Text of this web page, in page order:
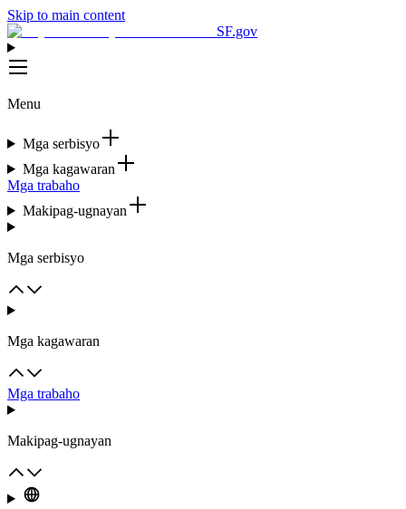
Skip to main content
SF.gov
Menu
Mga serbisyo
Mga kagawaran
Mga trabaho
Makipag-ugnayan
Mga serbisyo
Mga kagawaran
Mga trabaho
Makipag-ugnayan